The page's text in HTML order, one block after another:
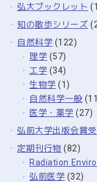
弘大ブックレット
知の散歩シリーズ
自然科学 (122)
理学 (57)
工学 (34)
生物学 (1)
自然科学一般
医学・薬学 (27)
弘前大学出版会賞
定期刊行物 (82)
Radiation
弘前医学 (32)